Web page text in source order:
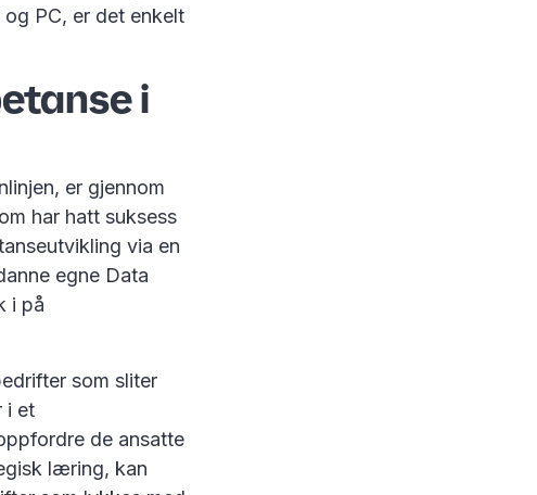
PC, er det enkelt
i
er gjennom
har hatt suksess
via en
egne Data
i på
som sliter
i et
de ansatte
læring, kan